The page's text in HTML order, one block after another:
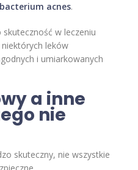
acnes.
skuteczność w leczeniu
leków
i umiarkowanych
a inne
nie
skuteczny, nie wszystkie